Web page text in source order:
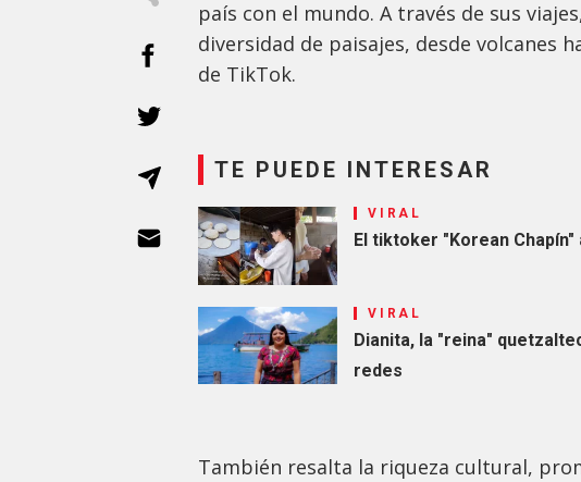
país con el mundo. A través de sus
diversidad de paisajes, desde volcanes
de TikTok.
TE PUEDE INTERESAR
VIRAL
El tiktoker "Korean
VIRAL
Dianita, la "reina"
redes
También resalta la riqueza cultural,